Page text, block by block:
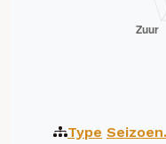
Type